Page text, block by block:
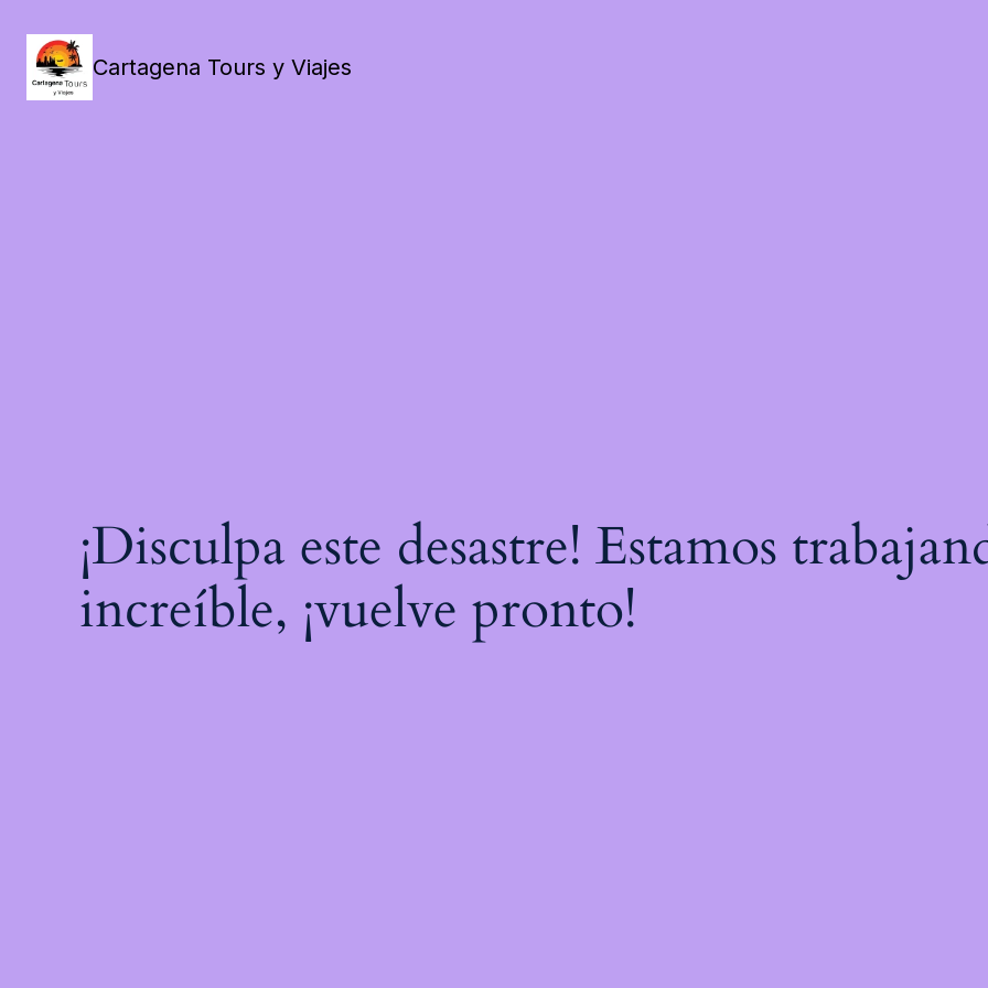
Cartagena Tours y Viajes
¡Disculpa este desastre! Estamos
increíble, ¡vuelve pronto!